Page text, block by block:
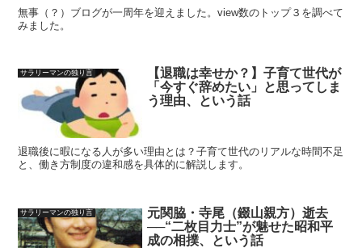
無事（？）ブログが一周年を迎えました。view数のトップ３を調べて
みました。
サラリーマンの独り言
【退職は幸せか？】子育て世代が
「今すぐ辞めたい」と思ってしま
う理由、という話
退職後に暇になる人が多い理由とは？子育て世代のリアルな時間不足
と、働き方制度の違和感を具体的に解説します。
サラリーマンの独り言
元関脇・寺尾（錣山親方）逝去
──“二枚目力士”が魅せた昭和平
成の相撲、という話